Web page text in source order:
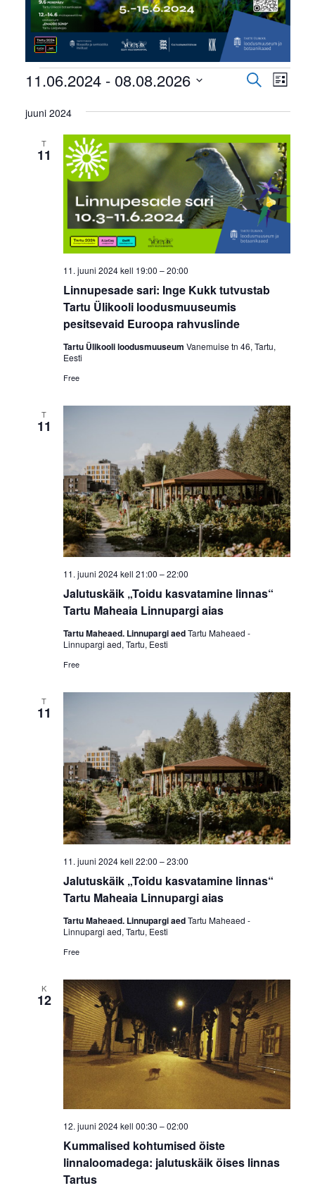
Events
Events
Views
Search
List
11.06.2024 - 08.08.2026
date.
juuni 2024
T
11
Linnupesade sari: Inge Kukk tutvustab
Tartu Ülikooli loodusmuuseumis
pesitsevaid Euroopa rahvuslinde
11. juuni 2024 kell 19:00 –20:00
Tartu Ülikooli loodusmuuseum Vanemuise tn 46, Tartu,
Eesti
Free
T
11
Jalutuskäik „Toidu kasvatamine linnas“
Tartu Maheaia Linnupargi aias
11. juuni 2024 kell 21:00 –22:00
Tartu Maheaed. Linnupargi aedTartu Maheaed -
Linnupargi aed, Tartu, Eesti
Free
T
11
Jalutuskäik „Toidu kasvatamine linnas“
Tartu Maheaia Linnupargi aias
11. juuni 2024 kell 22:00 –23:00
Tartu Maheaed. Linnupargi aedTartu Maheaed -
Linnupargi aed, Tartu, Eesti
Free
K
12
Kummalised kohtumised öiste
linnaloomadega: jalutuskäik öises linnas
Tartus
12. juuni 2024 kell 00:30 –02:00